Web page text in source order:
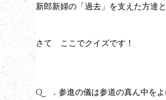
新郎新婦の「過去」を支えた方達
さて　ここでクイズです！
Q　．参進の儀は参道の真ん中を